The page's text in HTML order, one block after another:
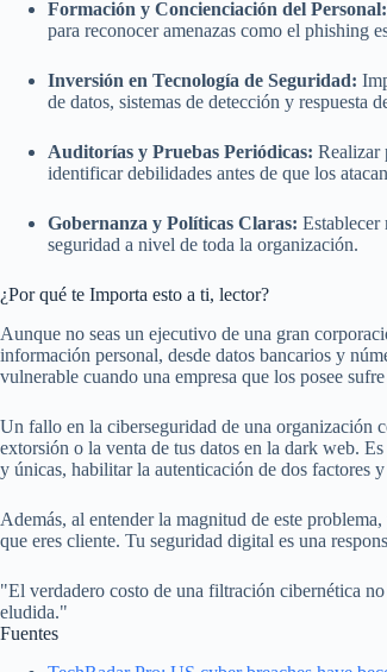
Formación y Concienciación del Personal:
para reconocer amenazas como el phishing
Inversión en Tecnología de Seguridad:
de datos, sistemas de detección y
Auditorías y Pruebas Periódicas: Realizar
identificar debilidades antes de que los
Gobernanza y Políticas Claras: Establecer
seguridad a nivel de toda la organización.
¿Por qué te Importa esto a ti, lector?
Aunque no seas un ejecutivo de una gran
información personal, desde datos bancarios y
vulnerable cuando una empresa que los posee
Un fallo en la ciberseguridad de una organización
extorsión o la venta de tus datos en la dark web.
y únicas, habilitar la autenticación de dos factores
Además, al entender la magnitud de este
que eres cliente. Tu seguridad digital es una
"El verdadero costo de una filtración cibernética
eludida."
Fuentes